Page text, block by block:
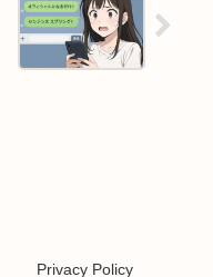
Privacy Policy